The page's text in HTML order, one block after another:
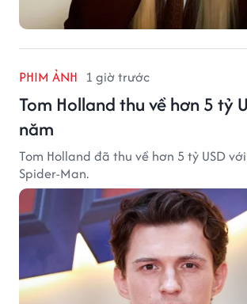
PHIM ẢNH 1 giờ trước
Tom Holland thu về hơn 5 tỷ
năm
Tom Holland đã thu về hơn 5 tỷ USD
Spider-Man.